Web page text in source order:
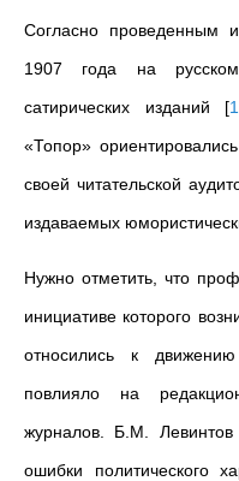
Согласно проведенным
1907 года на
сатирических изданий [
«Топор»
своей читательской
издаваемых
Нужно отметить, что
инициативе которого
относились к
повлияло на
журналов. Б.М.
ошибки политического